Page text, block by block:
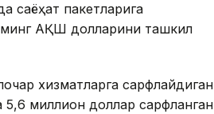
саёҳат пакетларига
минг АҚШ долларини ташкил
хизматларга сарфлайдиган
миллион доллар сарфланган